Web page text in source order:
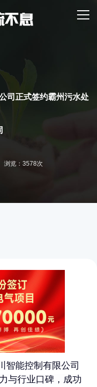
司正式签约霸州污水处
览：3578次
智能控制有限公司
与行业口碑，成功